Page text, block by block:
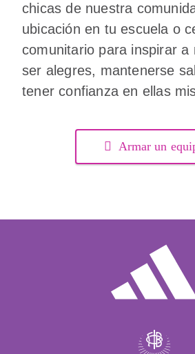
chicas de nuestra
ubicación en tu escuela o
comunitario para inspirar a
ser alegres, mantenerse
tener confianza en ellas
Armar un